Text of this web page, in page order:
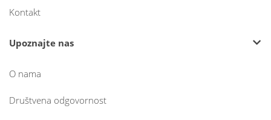
Kontakt
Upoznajte nas
O nama
Društvena odgovornost